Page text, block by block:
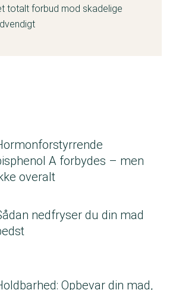
totalt forbud mod skadelige
A forbydes – men
overalt
nedfryser du din mad
Opbevar din mad,